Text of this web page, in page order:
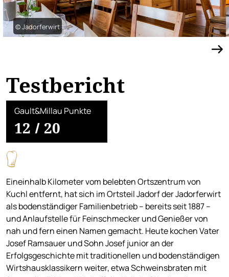
© Jadorferwirt
Testbericht
Gault&Millau Punkte
12 / 20
Eineinhalb Kilometer vom belebten Ortszentrum von
Kuchl entfernt, hat sich im Ortsteil Jadorf der Jadorferwirt
als bodenständiger Familienbetrieb – bereits seit 1887 –
und Anlaufstelle für Feinschmecker und Genießer von
nah und fern einen Namen gemacht. Heute kochen Vater
Josef Ramsauer und Sohn Josef junior an der
Erfolgsgeschichte mit traditionellen und bodenständigen
Wirtshausklassikern weiter, etwa Schweinsbraten mit